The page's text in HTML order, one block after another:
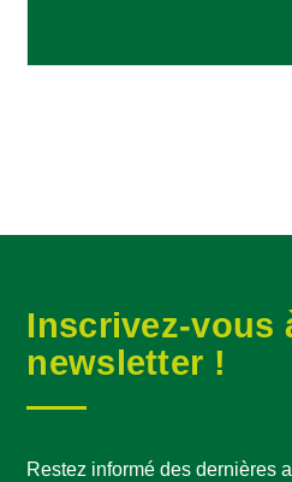
Inscrivez-vous
newsletter !
Restez informé des dernières